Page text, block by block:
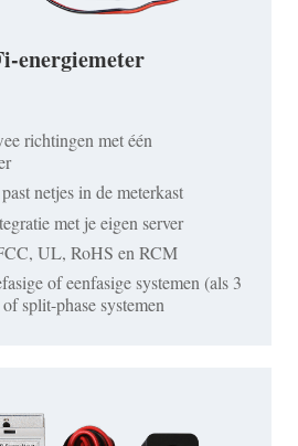
energiemeter
richtingen met één
netjes in de meterkast
met je eigen server
UL, RoHS en RCM
of eenfasige systemen (als 3
split-phase systemen